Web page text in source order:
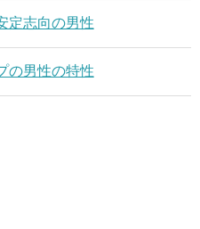
定志向の男性
の男性の特性